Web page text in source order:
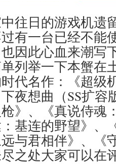
往日的游戏机遗
有一台已经不能
因此心血来潮写
列举一下本蟹在
代名作：《超级
夜想曲（SS扩容
》、《真说侍魂
：基连的野望》、
远与君相伴》、《
之处大家可以在